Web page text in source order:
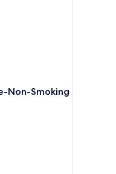
Non-Smoking